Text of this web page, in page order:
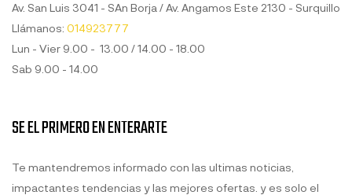
Av. San Luis 3041 - SAn Borja / Av. Angamos Este 2130 - Surquillo
Llámanos: 014923777
Lun - Vier 9.00 - 13.00 / 14.00 - 18.00
Sab 9.00 - 14.00
SE EL PRIMERO EN ENTERARTE
Te mantendremos informado con las ultimas noticias,
impactantes tendencias y las mejores ofertas. y es solo el